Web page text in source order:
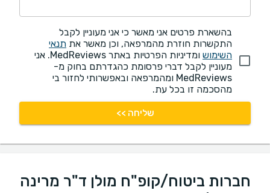
בהשארת פרטים אני מאשר כי אני מעוניין לקבל
התקשרות חוזרת מהמרפאה, וכן מאשר את תנאי
השימוש
ומדיניות הפרטיות באתר MedReviews. אני
מעוניין לקבל דברי פרסומת כהגדרתם בחוק מ-
MedReviews ומהמרפאה ובאפשרותי לחזור בי
מהסכמה זו בכל עת.
שליחה >>
חברות ביטוח/קופ"ח מולן ד"ר מרינה